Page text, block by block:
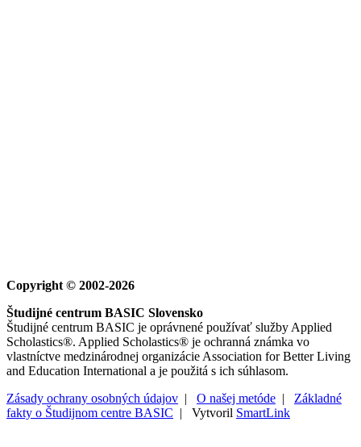
Copyright © 2002-2026
Študijné centrum BASIC Slovensko
Študijné centrum BASIC je oprávnené používať služby Applied
Scholastics®. Applied Scholastics® je ochranná známka vo
vlastníctve medzinárodnej organizácie Association for Better Living
and Education International a je použitá s ich súhlasom.
Zásady ochrany osobných údajov | O našej metóde | Základné
fakty o Študijnom centre BASIC | Vytvoril SmartLink